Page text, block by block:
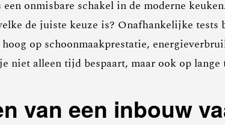
onmisbare schakel in de moderne
de juiste keuze is? Onafhankelijke
op schoonmaakprestatie,
niet alleen tijd bespaart, maar ook op
van een inbouw